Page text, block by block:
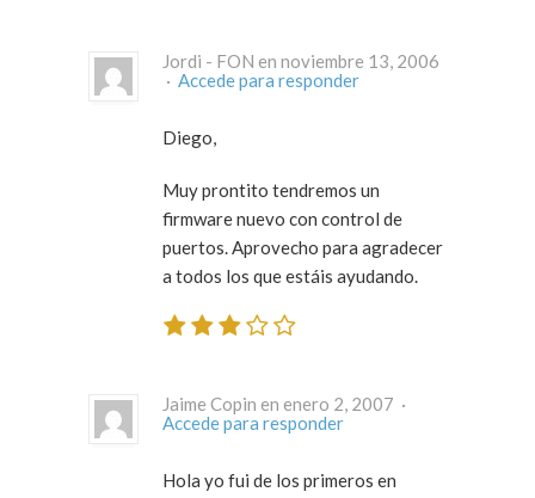
Jordi - FON en noviembre 13, 2006
· Accede para responder
Diego,
Muy prontito tendremos un
firmware nuevo con control de
puertos. Aprovecho para agradecer
a todos los que estáis ayudando.
Jaime Copin en enero 2, 2007 ·
Accede para responder
Hola yo fui de los primeros en